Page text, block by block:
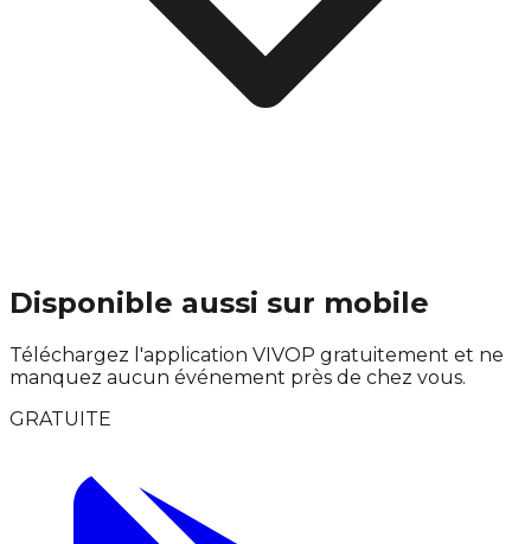
Disponible aussi sur mobile
Téléchargez l'application VIVOP gratuitement et ne
manquez aucun événement près de chez vous.
GRATUITE